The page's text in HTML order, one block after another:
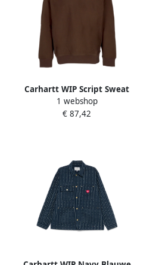
Carhartt WIP Script Sweat
Crewneck Sweatshirt Soft
Fit Brown Heren
1 webshop
€ 87,42